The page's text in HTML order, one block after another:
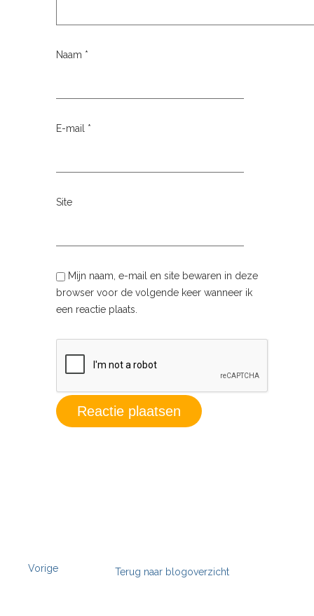
Naam *
E-mail *
Site
Mijn naam, e-mail en site bewaren in deze
browser voor de volgende keer wanneer ik
een reactie plaats.
Vorige Terug naar blogoverzicht